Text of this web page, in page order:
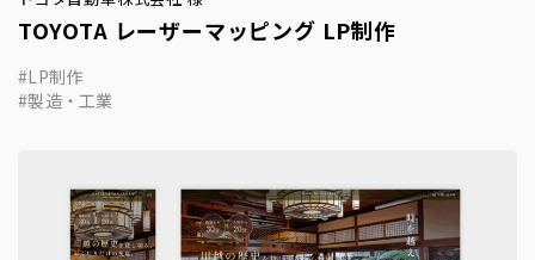
TOYOTA レーザーマッピング LP制作
LP制作
製造・工業